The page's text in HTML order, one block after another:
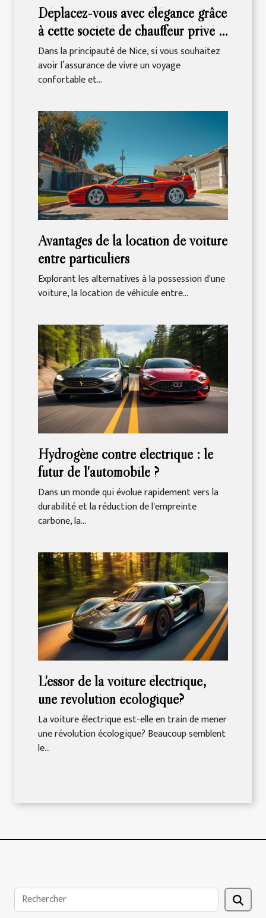
Déplacez-vous avec élégance grâce
à cette société de chauffeur privé à
Nice
Dans la principauté de Nice, si vous souhaitez
avoir l’assurance de vivre un voyage
confortable et...
Avantages de la location de voiture
entre particuliers
Explorant les alternatives à la possession d'une
voiture, la location de véhicule entre...
Hydrogène contre électrique : le
futur de l'automobile ?
Dans un monde qui évolue rapidement vers la
durabilité et la réduction de l'empreinte
carbone, la...
L'essor de la voiture électrique,
une révolution écologique?
La voiture électrique est-elle en train de mener
une révolution écologique? Beaucoup semblent
le...